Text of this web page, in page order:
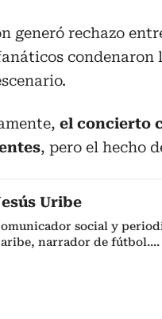
generó rechazo
el concierto
, pero el hecho
Uribe
social y
narrador de fútbol....